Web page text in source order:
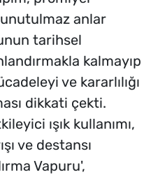
anlar
tarihsel
kalmayıp
ve kararlılığı
dikkati çekti.
ışık kullanımı,
ve destansı
Vapuru',